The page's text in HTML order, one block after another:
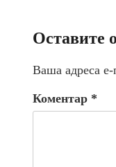
Оставите
Ваша адреса
Коментар *